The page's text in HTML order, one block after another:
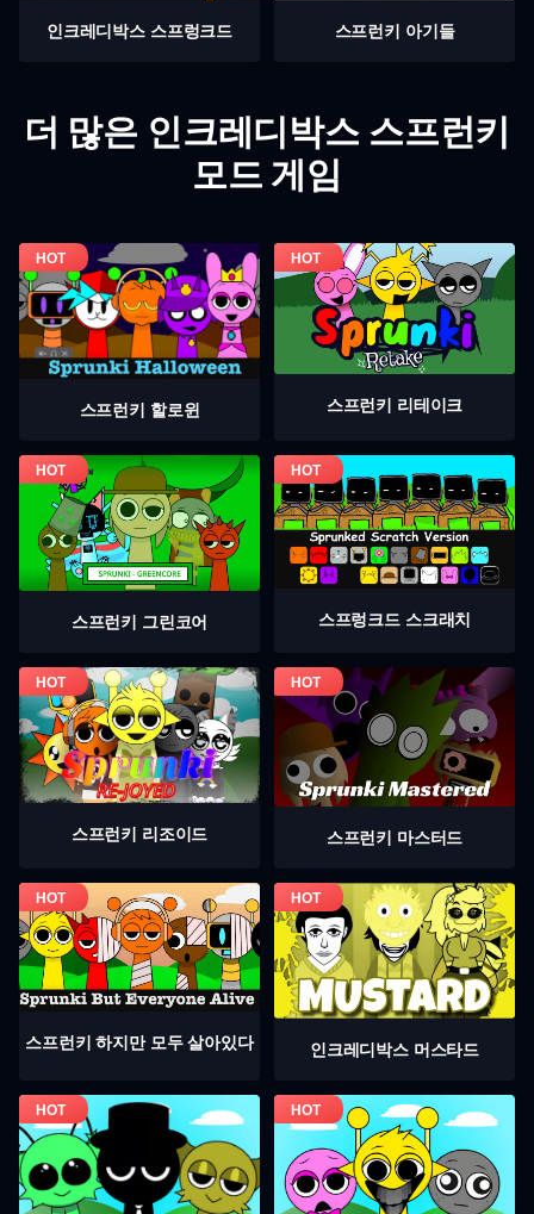
인크레디박스 스프렁크드 스프런키 아기들
더 많은 인크레디박스 스프런키
모드 게임
스프런키 할로윈 스프런키 리테이크
스프런키 그린코어 스프렁크드 스크래치
스프런키 리조이드 스프런키 마스터드
스프런키 하지만 모두 살아있다 인크레디박스 머스타드